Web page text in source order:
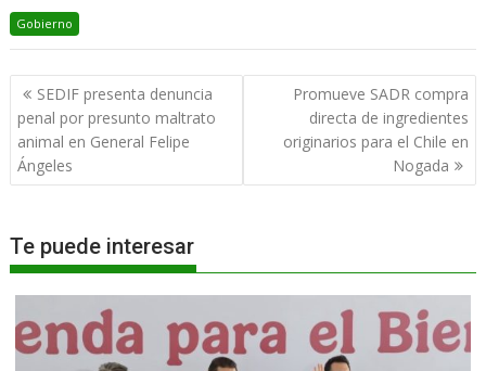
Gobierno
Navegación
de
entradas
SEDIF presenta denuncia
penal por presunto maltrato
animal en General Felipe
Ángeles
Promueve SADR compra
directa de ingredientes
originarios para el Chile en
Nogada
Te puede interesar